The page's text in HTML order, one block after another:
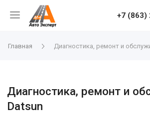
+7 (863)
Главная Диагностика, ремонт и
Диагностика, ремонт и
Datsun